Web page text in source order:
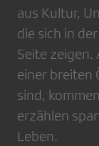
aus Kultur,
die sich in
Seite zeigen.
einer breiten
sind,
erzählen
Leben.